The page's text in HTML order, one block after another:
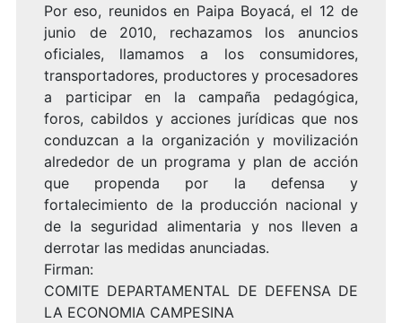
Por eso, reunidos en Paipa Boyacá, el 12 de
junio de 2010, rechazamos los anuncios
oficiales, llamamos a los consumidores,
transportadores, productores y procesadores
a participar en la campaña pedagógica,
foros, cabildos y acciones jurídicas que nos
conduzcan a la organización y movilización
alrededor de un programa y plan de acción
que propenda por la defensa y
fortalecimiento de la producción nacional y
de la seguridad alimentaria y nos lleven a
derrotar las medidas anunciadas.
Firman:
COMITE DEPARTAMENTAL DE DEFENSA DE
LA ECONOMIA CAMPESINA